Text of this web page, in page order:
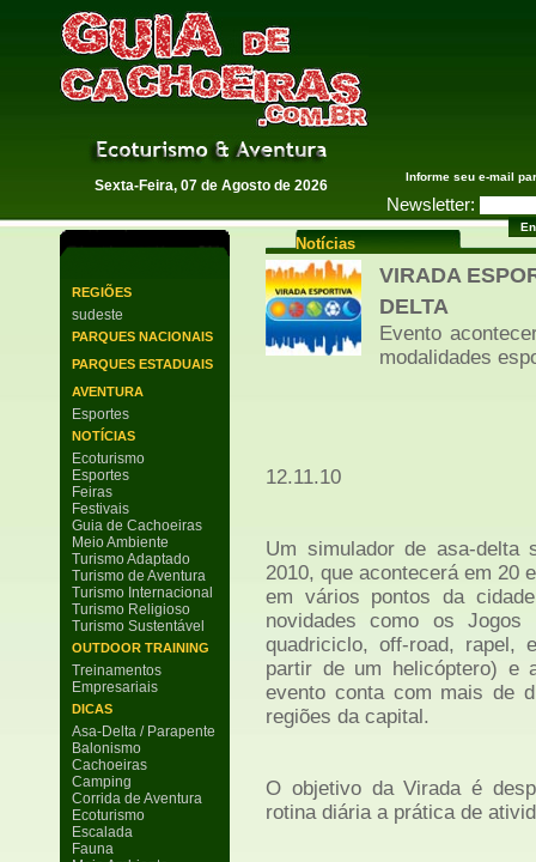
Guia de Cachoeiras
Sexta-Feira, 07 de Agosto de 2026
Informe seu e-mail
Newsletter:
REGIÕES
sudeste
PARQUES NACIONAIS
PARQUES ESTADUAIS
AVENTURA
Esportes
NOTÍCIAS
Ecoturismo
Esportes
Feiras
Festivais
Guia de Cachoeiras
Meio Ambiente
Turismo Adaptado
Turismo de Aventura
Turismo Internacional
Turismo Religioso
Turismo Sustentável
OUTDOOR TRAINING
Treinamentos
Empresariais
DICAS
Asa-Delta / Parapente
Balonismo
Cachoeiras
Camping
Corrida de Aventura
Ecoturismo
Escalada
Fauna
Notícias
VIRADA
DELTA
Evento
modalidades
12.11.10
Um simulador de asa-delta
2010, que acontecerá em 20
em vários pontos da
novidades como os Jogos
quadriciclo, off-road, rapel,
partir de um helicóptero) e
evento conta com mais de
regiões da capital.
O objetivo da Virada é
rotina diária a prática de